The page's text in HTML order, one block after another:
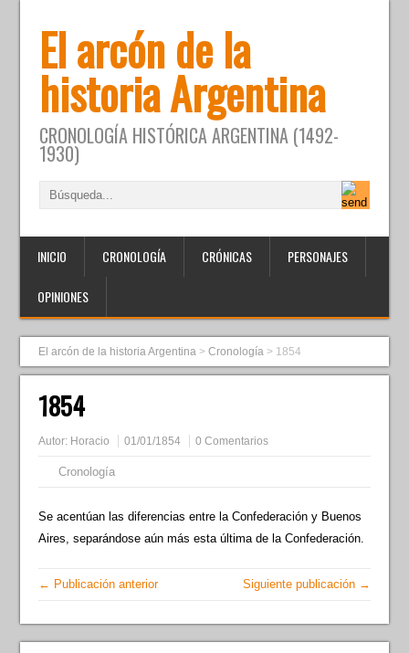
El arcón de la
historia Argentina
CRONOLOGÍA HISTÓRICA ARGENTINA (1492-
1930)
INICIO CRONOLOGÍA CRÓNICAS PERSONAJES
OPINIONES
El arcón de la historia Argentina >Cronología > 1854
1854
Autor: Horacio 01/01/1854 0 Comentarios
Cronología
Se acentúan las diferencias entre la Confederación y Buenos
Aires, separándose aún más esta última de la Confederación.
← Publicación anterior Siguiente publicación →